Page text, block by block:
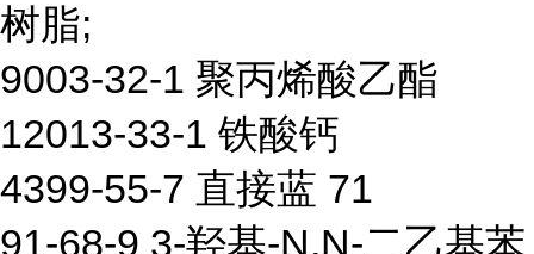
树脂;
9003-32-1 聚丙烯酸乙酯
12013-33-1 铁酸钙
4399-55-7 直接蓝 71
91-68-9 3-羟基-N,N-二乙基苯